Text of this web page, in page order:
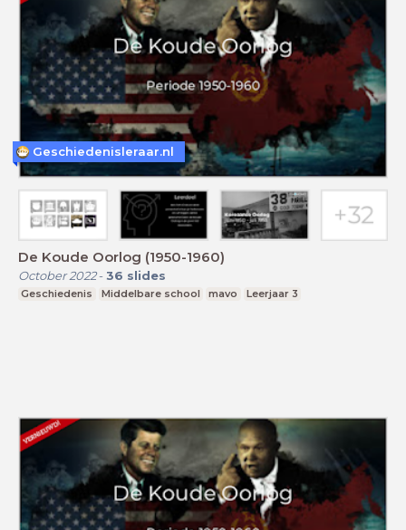
De Koude Oorlog (1950-1960)
October 2022- 36 slides
Geschiedenis Middelbare school mavo Leerjaar 3
Geschiedenisleraar.nl